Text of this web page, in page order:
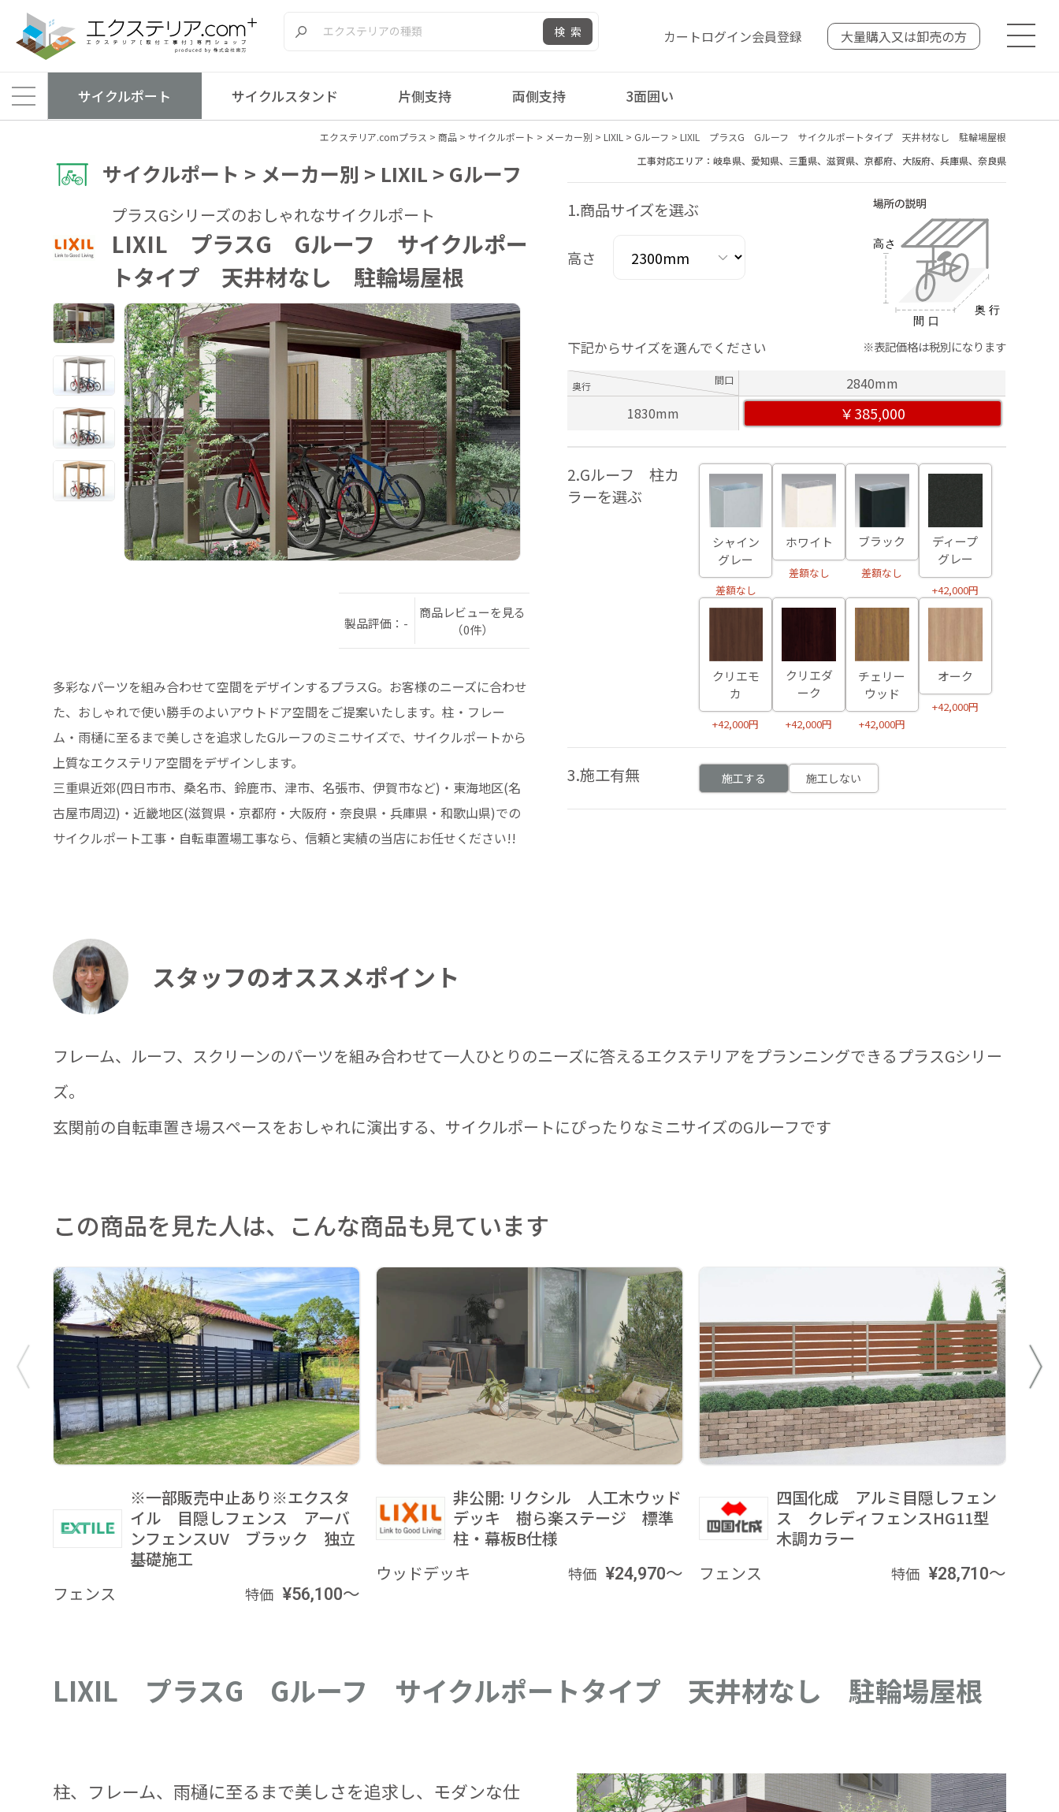
検索 カートログイン会員登録 大量購入又は卸売の方
サイクルポート サイクルスタンド 片側支持 両側支持 3面囲い
エクステリア.comプラス > 商品> サイクルポート > メーカー別 > LIXIL > Gルーフ > LIXIL プラスG Gルーフ サイクルポートタイプ 天井材なし 駐輪場屋根
サイクルポート > メーカー別 > LIXIL > Gルーフ
プラスGシリーズのおしゃれなサイクルポート
LIXIL プラスG Gルーフ サイクルポー
トタイプ 天井材なし 駐輪場屋根
製品評価：-
商品レビューを見る
（0件）
多彩なパーツを組み合わせて空間をデザインするプラスG。お客様のニーズに合わせ
た、おしゃれで使い勝手のよいアウトドア空間をご提案いたします。柱・フレー
ム・雨樋に至るまで美しさを追求したGルーフのミニサイズで、サイクルポートから
上質なエクステリア空間をデザインします。
三重県近郊(四日市市、桑名市、鈴鹿市、津市、名張市、伊賀市など)・東海地区(名
古屋市周辺)・近畿地区(滋賀県・京都府・大阪府・奈良県・兵庫県・和歌山県)での
サイクルポート工事・自転車置場工事なら、信頼と実績の当店にお任せください!!
工事対応エリア：岐阜県、愛知県、三重県、滋賀県、京都府、大阪府、兵庫県、奈良県
1.商品サイズを選ぶ
高さ
下記からサイズを選んでください ※表記価格は税別になります
奥行 間口
2840mm
1830mm
￥385,000
2.Gルーフ 柱カ
ラーを選ぶ
シャイン
グレー
差額なし
ホワイト
差額なし
ブラック
差額なし
ディープ
グレー
+42,000円
クリエモ
カ
+42,000円
クリエダ
ーク
+42,000円
チェリー
ウッド
+42,000円
オーク
+42,000円
3.施工有無 施工する 施工しない
スタッフのオススメポイント
フレーム、ルーフ、スクリーンのパーツを組み合わせて一人ひとりのニーズに答えるエクステリアをプランニングできるプラスGシリー
ズ。
玄関前の自転車置き場スペースをおしゃれに演出する、サイクルポートにぴったりなミニサイズのGルーフです
この商品を見た人は、こんな商品も見ています
※一部販売中止あり※エクスタ
イル 目隠しフェンス アーバ
ンフェンスUV ブラック 独立
基礎施工
フェンス
特価 ¥56,100～
非公開: リクシル 人工木ウッド
デッキ 樹ら楽ステージ 標準
柱・幕板B仕様
ウッドデッキ
特価 ¥24,970～
四国化成 アルミ目隠しフェン
ス クレディフェンスHG11型
木調カラー
フェンス
特価 ¥28,710～
LIXIL プラスG Gルーフ サイクルポートタイプ 天井材なし 駐輪場屋根
柱、フレーム、雨樋に至るまで美しさを追求し、モダンな仕